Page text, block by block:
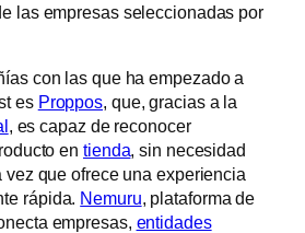
las empresas seleccionadas por
con las que ha empezado a
es Proppos, que, gracias a la
, es capaz de reconocer
en tienda, sin necesidad
que ofrece una experiencia
rápida. Nemuru, plataforma de
empresas, entidades